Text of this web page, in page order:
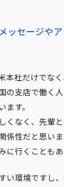
メッセージや
本社だけでな
の支店で働く
す。
くなく、先輩
係性だと思いま
に行くこともあ
い環境ですし